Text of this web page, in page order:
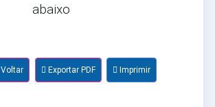
abaixo
Voltar Exportar PDF Imprimir